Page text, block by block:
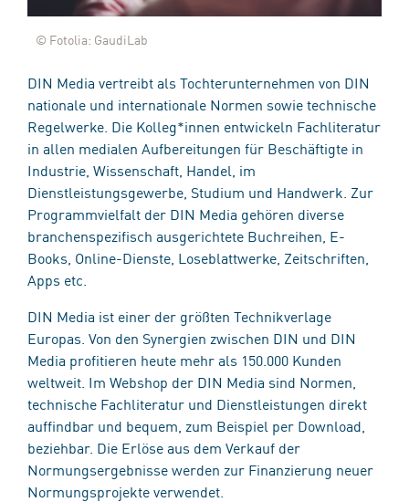
© Fotolia: GaudiLab
DIN Media vertreibt als Tochterunternehmen von DIN
nationale und internationale Normen sowie technische
Regelwerke. Die Kolleg*innen entwickeln Fachliteratur
in allen medialen Aufbereitungen für Beschäftigte in
Industrie, Wissenschaft, Handel, im
Dienstleistungsgewerbe, Studium und Handwerk. Zur
Programmvielfalt der DIN Media gehören diverse
branchenspezifisch ausgerichtete Buchreihen, E-
Books, Online-Dienste, Loseblattwerke, Zeitschriften,
Apps etc.
DIN Media ist einer der größten Technikverlage
Europas. Von den Synergien zwischen DIN und DIN
Media profitieren heute mehr als 150.000 Kunden
weltweit. Im Webshop der DIN Media sind Normen,
technische Fachliteratur und Dienstleistungen direkt
auffindbar und bequem, zum Beispiel per Download,
beziehbar. Die Erlöse aus dem Verkauf der
Normungsergebnisse werden zur Finanzierung neuer
Normungsprojekte verwendet.